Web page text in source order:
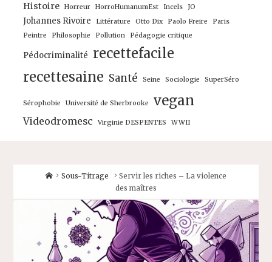
Histoire Horreur HorroHumanumEst Incels JO
Johannes Rivoire Littérature Otto Dix Paolo Freire
Paris
Peintre
Philosophie Pollution Pédagogie critique
Pédocriminalité recettefacile
recettesaine Santé Seine Sociologie SuperSéro
Sérophobie Université de Sherbrooke vegan
Videodromesc Virginie DESPENTES WWII
HomeSous-Titrage
Servir les riches – La violence
des maîtres